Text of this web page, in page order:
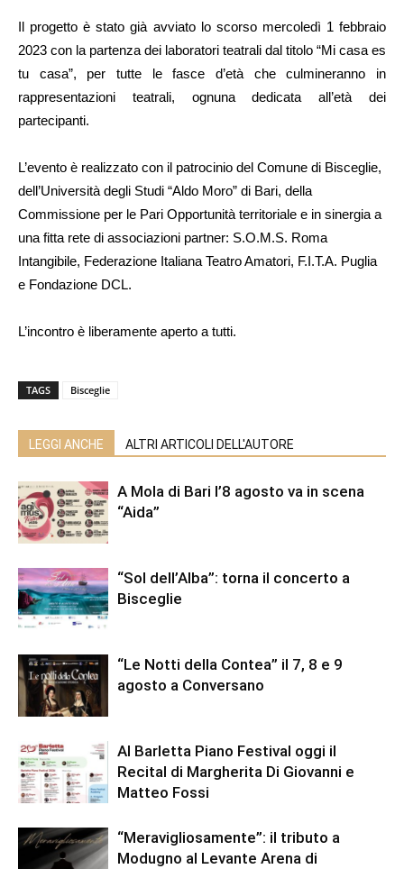
Il progetto è stato già avviato lo scorso mercoledì 1 febbraio
2023 con la partenza dei laboratori teatrali dal titolo “Mi casa es
tu casa”, per tutte le fasce d’età che culmineranno in
rappresentazioni teatrali, ognuna dedicata all’età dei
partecipanti.
L’evento è realizzato con il patrocinio del Comune di Bisceglie,
dell’Università degli Studi “Aldo Moro” di Bari, della
Commissione per le Pari Opportunità territoriale e in sinergia a
una fitta rete di associazioni partner: S.O.M.S. Roma
Intangibile, Federazione Italiana Teatro Amatori, F.I.T.A. Puglia
e Fondazione DCL.
L’incontro è liberamente aperto a tutti.
TAGS Bisceglie
LEGGI ANCHE ALTRI ARTICOLI DELL'AUTORE
A Mola di Bari l’8 agosto va in scena
“Aida”
“Sol dell’Alba”: torna il concerto a
Bisceglie
“Le Notti della Contea” il 7, 8 e 9
agosto a Conversano
Al Barletta Piano Festival oggi il
Recital di Margherita Di Giovanni e
Matteo Fossi
“Meravigliosamente”: il tributo a
Modugno al Levante Arena di